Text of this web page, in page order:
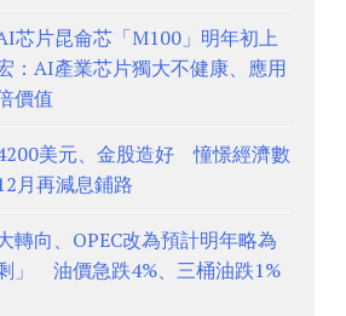
芯片昆侖芯「M100」明年初上
AI產業芯片獨大不健康、應用
價值
美元、金股造好 憧憬經濟數
月再減息鋪路
轉向、OPEC改為預計明年略為
剩」 油價急跌4%、三桶油跌1%